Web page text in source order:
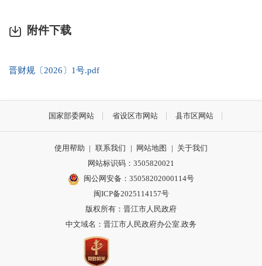
附件下载
晋财规〔2026〕1号.pdf
国家部委网站 省设区市网站 县市区网站
使用帮助 | 联系我们 | 网站地图 | 关于我们
网站标识码：3505820021
闽公网安备：35058202000114号
闽ICP备2025114157号
版权所有：晋江市人民政府
中文域名：晋江市人民政府办公室.政务